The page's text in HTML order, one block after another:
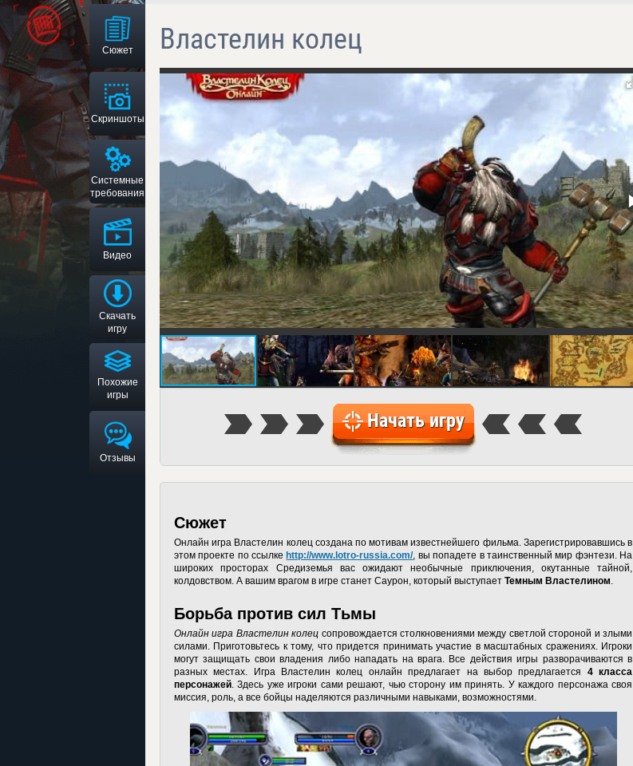
Сюжет
Скриншоты
Системные
требования
Видео
Скачать
игру
Похожие
игры
Отзывы
Властелин колец
Начать игру
Сюжет
Онлайн игра Властелин колецсоздана по мотивам известнейшего фильма. Зарегистрировавшись в
этом проекте по ссылке http://www.lotro-russia.com/, вы попадете в таинственный мир фэнтези. На
широких просторах Средиземья вас ожидают необычные приключения, окутанные тайной,
колдовством. А вашим врагом в игре станет Саурон, который выступает Темным Властелином.
Борьба против сил Тьмы
Онлайн игра Властелин колец сопровождается столкновениями между светлой стороной и злыми
силами. Приготовьтесь к тому, что придется принимать участие в масштабных сражениях. Игроки
могут защищать свои владения либо нападать на врага. Все действия игры разворачиваются в
разных местах. Игра Властелин колец онлайн предлагает на выбор предлагается 4 класса
персонажей. Здесь уже игроки сами решают, чью сторону им принять. У каждого персонажа своя
миссия, роль, а все бойцы наделяются различными навыками, возможностями.